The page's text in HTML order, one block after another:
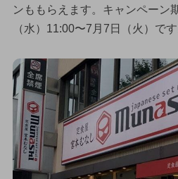
ンももらえます。キャンペーン
（水）11:00〜7月7日（火）です